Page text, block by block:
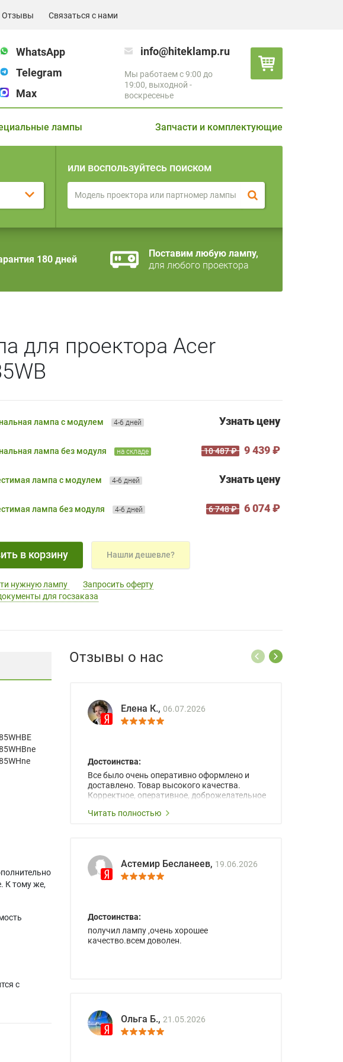
Отзывы Связаться с нами
WhatsApp
Telegram
Max
info@hiteklamp.ru
Мы работаем с 9:00 до
19:00, выходной -
воскресенье
лампы Запчасти и комплектующие
или воспользуйтесь поиском
180 дней
Поставим любую лампу,
для любого проектора
для проектора Acer
лампа с модулем 4-6 дней Узнать цену
лампа без модуля на складе 10 487 ₽ 9 439 ₽
лампа с модулем 4-6 дней Узнать цену
лампа без модуля 4-6 дней 6 748 ₽ 6 074 ₽
в корзину Нашли дешевле?
нужную лампу
Запросить оферту
для госзаказа
Отзывы о нас
Елена К., 06.07.2026
Достоинства:
Все было очень оперативно оформлено и
доставлено. Товар высокого качества.
Корректное, оперативное, доброжелательное
Читать полностью
Астемир Бесланеев, 19.06.2026
Достоинства:
получил лампу ,очень хорошее
качество.всем доволен.
Ольга Б., 21.05.2026
К тому же,
с